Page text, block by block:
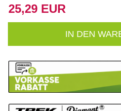
25,29 EUR
IN DEN